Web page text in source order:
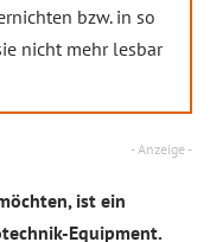
bzw. in so
nicht mehr lesbar
- Anzeige -
ist ein
Equipment.